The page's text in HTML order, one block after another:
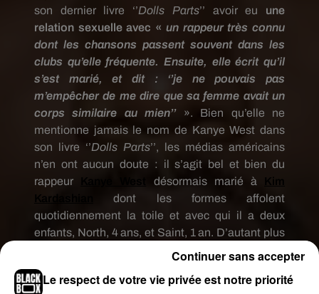
son dernier livre ‘’Dolls Parts’’ avoir eu une
relation sexuelle avec « un rappeur très connu
dont les chansons passent souvent dans les
clubs qu’elle fréquente. Ensuite, elle écrit qu’il
s’est marié, et dit : ‘’je ne pouvais pas
m’empêcher de me dire que sa femme avait un
corps similaire au mien’’». Bien qu’elle ne
mentionne jamais le nom de Kanye West dans
son livre ‘’Dolls Parts’’, les médias américains
n’en ont aucun doute : il s’agit bel et bien du
rappeur
désormais marié à
Kim
Kardashian
dont les formes affolent
quotidiennement la toile et avec qui il a deux
enfants, North, 4 ans, et Saint, 1 an. D’autant plus
qu’Amanda Lepore, 49 ans, n’a pas contacté, ni
même attaqué ou menacé, le
New York Times
pour démentir l’identité de son ancien célèbre
Le respect de votre vie privée est notre priorité
Continuer sans accepter